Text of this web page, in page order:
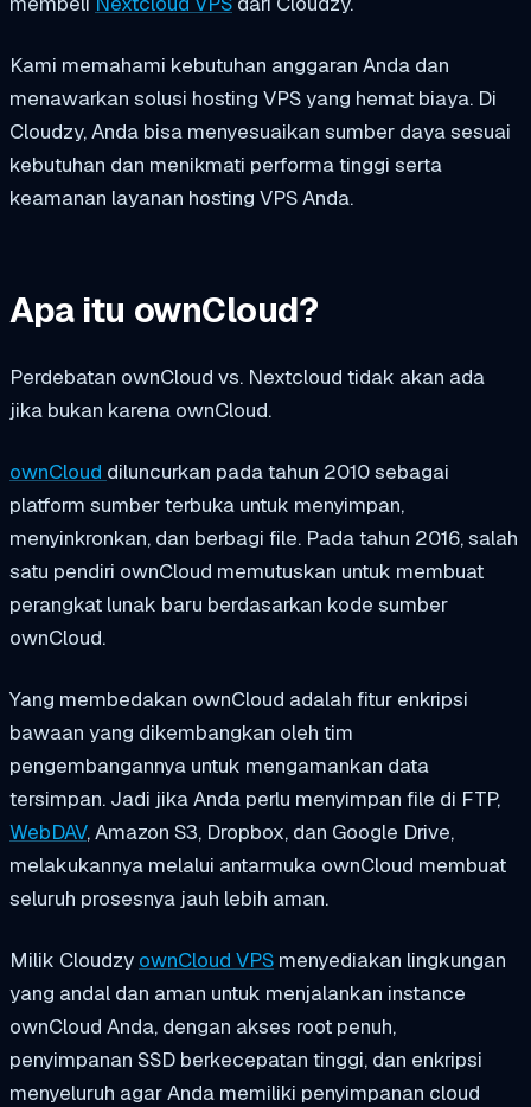
Kami memahami kebutuhan anggaran Anda dan
menawarkan solusi hosting VPS yang hemat biaya. Di
Cloudzy, Anda bisa menyesuaikan sumber daya sesuai
kebutuhan dan menikmati performa tinggi serta
keamanan layanan hosting VPS Anda.
Apa itu ownCloud?
Perdebatan ownCloud vs. Nextcloud tidak akan ada
jika bukan karena ownCloud.
ownCloud diluncurkan pada tahun 2010 sebagai
platform sumber terbuka untuk menyimpan,
menyinkronkan, dan berbagi file. Pada tahun 2016, salah
satu pendiri ownCloud memutuskan untuk membuat
perangkat lunak baru berdasarkan kode sumber
ownCloud.
Yang membedakan ownCloud adalah fitur enkripsi
bawaan yang dikembangkan oleh tim
pengembangannya untuk mengamankan data
tersimpan. Jadi jika Anda perlu menyimpan file di FTP,
WebDAV, Amazon S3, Dropbox, dan Google Drive,
melakukannya melalui antarmuka ownCloud membuat
seluruh prosesnya jauh lebih aman.
Milik Cloudzy ownCloud VPS menyediakan lingkungan
yang andal dan aman untuk menjalankan instance
ownCloud Anda, dengan akses root penuh,
penyimpanan SSD berkecepatan tinggi, dan enkripsi
menyeluruh agar Anda memiliki penyimpanan cloud